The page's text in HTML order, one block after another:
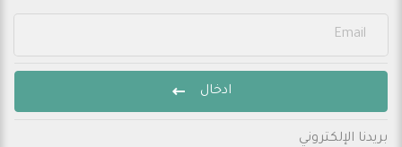
ادخال
بريدنا الإلكتروني